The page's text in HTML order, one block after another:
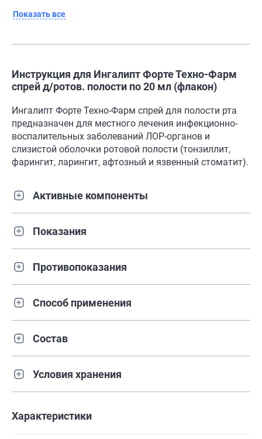
Показать все
Инструкция для Ингалипт Форте Техно-Фарм
спрей д/ротов. полости по 20 мл (флакон)
Ингалипт Форте Техно-Фарм спрей для полости рта
предназначен для местного лечения инфекционно-
воспалительных заболеваний ЛОР-органов и
слизистой оболочки ротовой полости (тонзиллит,
фарингит, ларингит, афтозный и язвенный стоматит).
Активные компоненты
Показания
Противопоказания
Способ применения
Состав
Условия хранения
Характеристики